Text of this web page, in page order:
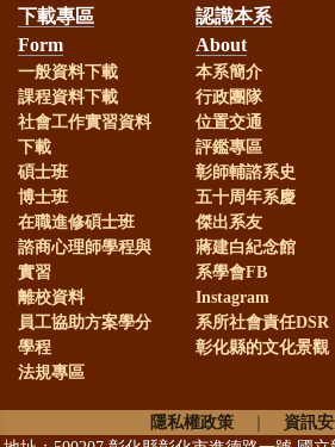
報》榮獲112年臺灣學術
貌─心理學學門：熱門期
年引用」及「長期引用」
本系71級
授(現任國立中山大學校
民國第31任教育部長
賀！
本系99級系
任線西國中)榮獲彰化縣
SUPER教師獎首獎、教
下載專區
Form
一般資料下載
課程資料下載
社會工作實習資料
下載
碩士班
博士班
在職進修碩士班
諮商心理師學程與
實習
離校資料
員工協助方案學分
學程
法規專區
認識本系
About
本系簡介
行政團隊
位置交通
評鑑專區
彰師輔諮系史
五十周年系慶
傑出系友
蔣建白紀念館
系學會FB
Instagram
系所社會責任DSR
彰化縣的文化景觀
隱私權政策
資訊